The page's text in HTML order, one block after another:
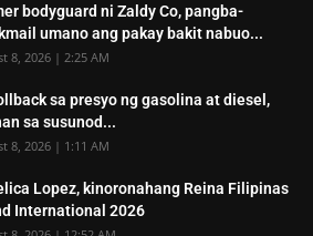
bodyguard ni Zaldy Co, pangba-
umano ang pakay bakit nabuo...
8, 2026 | 2:25 AM
sa presyo ng gasolina at diesel,
sa susunod...
8, 2026 | 1:11 AM
Lopez, kinoronahang Reina Filipinas
International 2026